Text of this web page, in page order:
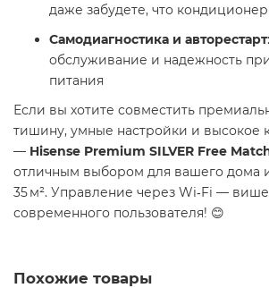
даже забудете, что
Самодиагностика и авторестарт
обслуживание и надежность
питания
Если вы хотите совместить
тишину, умные настройки и высокое
— Hisense Premium SILVER Free
отличным выбором для вашего дома
35 м². Управление через Wi‑Fi —
современного пользователя! 😊
Похожие товары